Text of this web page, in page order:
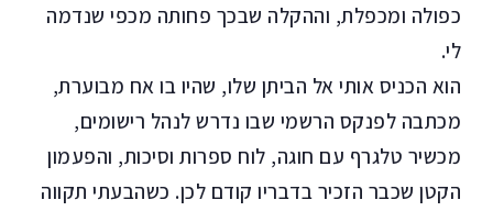
כפולה ומכפלת, וההקלה שבכך פחותה מכפי שנדמה
לי.
הוא הכניס אותי אל הביתן שלו, שהיו בו אח מבוערת,
מכתבה לפנקס הרשמי שבו נדרש לנהל רישומים,
מכשיר טלגרף עם חוגה, לוח ספרות וסיכות, והפעמון
הקטן שכבר הזכיר בדבריו קודם לכן. כשהבעתי תקווה